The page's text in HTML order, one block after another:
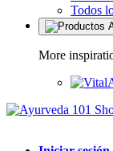
Todos
More